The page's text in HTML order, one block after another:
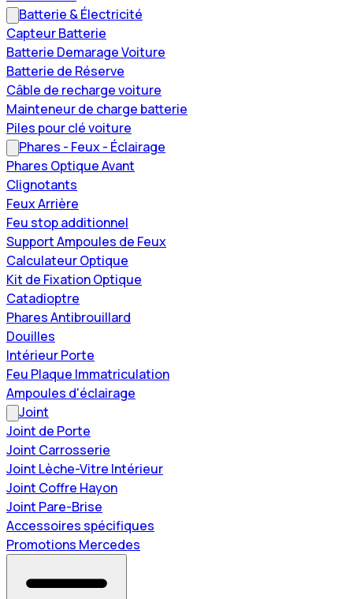
Batterie & Électricité
Capteur Batterie
Batterie Demarage Voiture
Batterie de Réserve
Câble de recharge voiture
Mainteneur de charge batterie
Piles pour clé voiture
Phares - Feux - Éclairage
Phares Optique Avant
Clignotants
Feux Arrière
Feu stop additionnel
Support Ampoules de Feux
Calculateur Optique
Kit de Fixation Optique
Catadioptre
Phares Antibrouillard
Douilles
Intérieur Porte
Feu Plaque Immatriculation
Ampoules d'éclairage
Joint
Joint de Porte
Joint Carrosserie
Joint Lèche-Vitre Intérieur
Joint Coffre Hayon
Joint Pare-Brise
Accessoires spécifiques
Promotions Mercedes